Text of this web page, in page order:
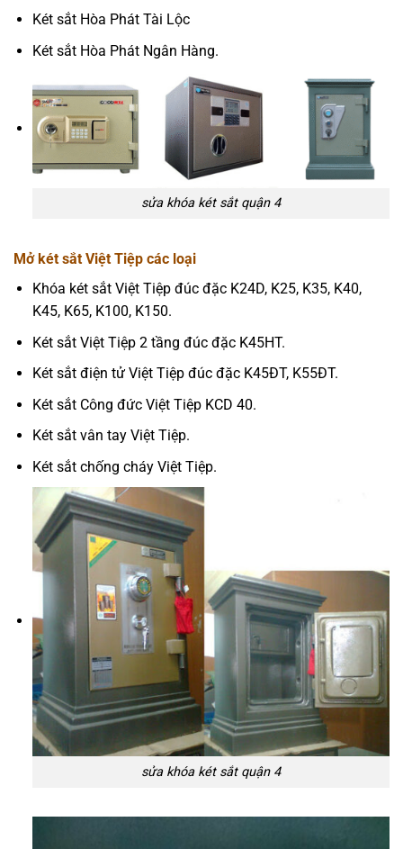
Két sắt Hòa Phát Tài Lộc
Két sắt Hòa Phát Ngân Hàng.
sửa khóa két sắt quận 4
Mở két sắt Việt Tiệp các loại
Khóa két sắt Việt Tiệp đúc đặc K24D, K25, K35, K40,
K45, K65, K100, K150.
Két sắt Việt Tiệp 2 tầng đúc đặc K45HT.
Két sắt điện tử Việt Tiệp đúc đặc K45ĐT, K55ĐT.
Két sắt Công đức Việt Tiệp KCD 40.
Két sắt vân tay Việt Tiệp.
Két sắt chống cháy Việt Tiệp.
sửa khóa két sắt quận 4